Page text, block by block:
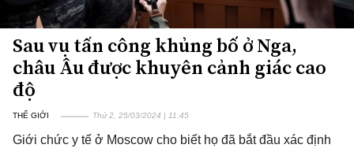
Sau vụ tấn công khủng bố ở Nga,
châu Âu được khuyên cảnh giác cao
độ
THẾ GIỚI Thứ 2, 25/03/2024 | 11:45
Giới chức y tế ở Moscow cho biết họ đã bắt đầu xác định